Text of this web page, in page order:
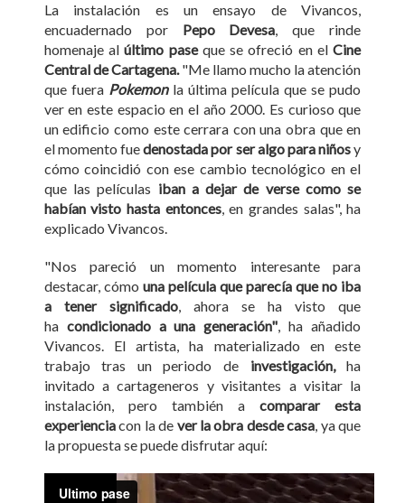
La instalación es un ensayo de Vivancos,
encuadernado porPepo Devesa, que rinde
homenaje alúltimo paseque se ofreció en elCine
Central de Cartagena."Me llamo mucho la atención
que fueraPokemonla última película que se pudo
ver en este espacio en el año 2000. Es curioso que
un edificio como este cerrara con una obra que en
el momento fuedenostada por ser algo para niñosy
cómo coincidió con ese cambio tecnológico en el
que las películas iban a dejar de verse como se
habían visto hasta entonces, en grandes salas", ha
explicado Vivancos.
"Nos pareció un momento interesante para
destacar, cómo una película que parecía que no iba
a tener significado, ahora se ha visto que
ha condicionado a una generación", ha añadido
Vivancos. El artista, ha materializado en este
trabajo tras un periodo de investigación,ha
invitado a cartageneros y visitantes a visitar la
instalación, pero también a comparar esta
experienciacon la de ver la obra desde casa, ya que
la propuesta se puede disfrutar aquí: